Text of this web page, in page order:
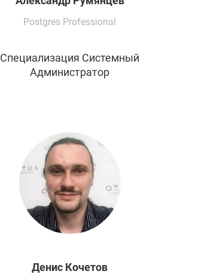
Postgres Professional
Специализация Системный
Администратор
Денис Кочетов